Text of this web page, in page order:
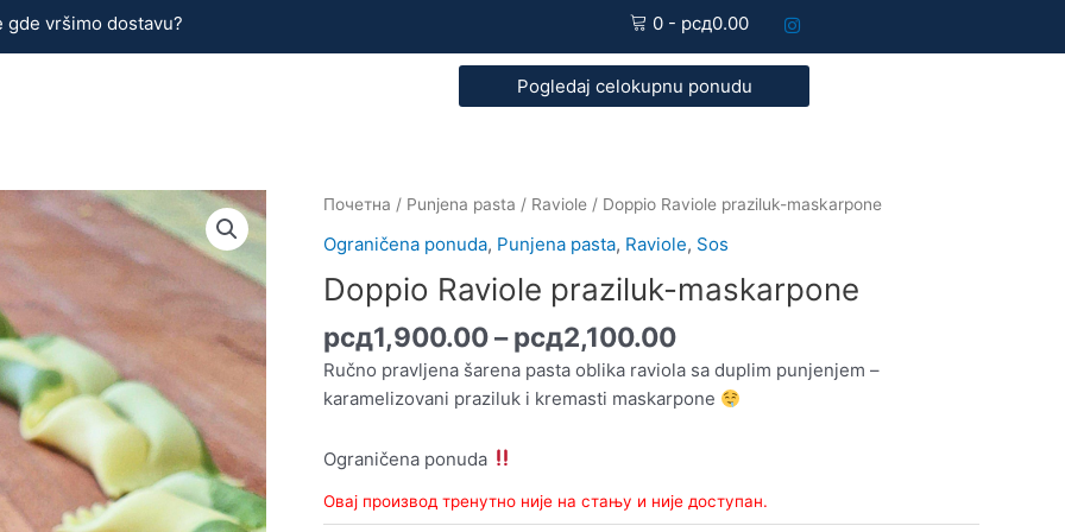
gde vršimo dostavu? 0- рсд0.00
Pogledaj celokupnu ponudu
Почетна / Punjena pasta / Raviole / Doppio Raviole praziluk-maskarpone
Ograničena ponuda, Punjena pasta, Raviole, Sos
Doppio Raviole praziluk-maskarpone
рсд1,900.00– рсд2,100.00
Распон
цена:
од
рсд1,900.00
рсд2,100.00
Ručno pravljena šarena pasta oblika raviola sa duplim punjenjem –
karamelizovani praziluk i kremasti maskarpone
Ograničena ponuda
Овај производ тренутно није на стању и није доступан.